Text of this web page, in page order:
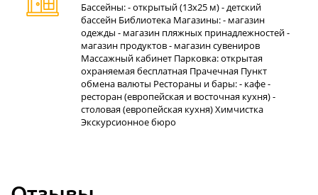
Бассейны: - открытый (13х25 м) - детский
бассейн Библиотека Магазины: - магазин
одежды - магазин пляжных принадлежностей -
магазин продуктов - магазин сувениров
Массажный кабинет Парковка: открытая
охраняемая бесплатная Прачечная Пункт
обмена валюты Рестораны и бары: - кафе -
ресторан (европейская и восточная кухня) -
столовая (европейская кухня) Химчистка
Экскурсионное бюро